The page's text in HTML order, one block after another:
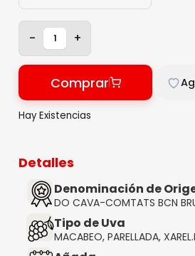
- +
Comprar
Hay Existencias
Detalles
Denominación de
DO CAVA-COMTATS BCN
Tipo de Uva
MACABEO, PARELLADA,